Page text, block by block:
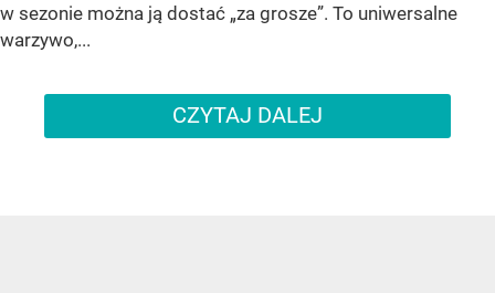
w sezonie można ją dostać „za grosze”. To uniwersalne
warzywo,...
CZYTAJ DALEJ